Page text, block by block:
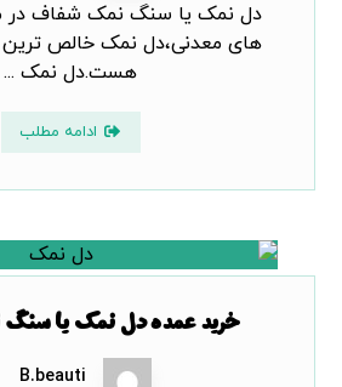
دل نمک یا سنگ نمک شفاف در
های معدنی،دل نمک خالص
هست.دل نمک ...
ادامه مطلب
خرید عمده دل نمک یا
B.beauti